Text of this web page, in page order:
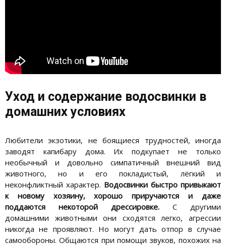
Уход и содержание водосвинки в
домашних условиях
Любители экзотики, не боящиеся трудностей, иногда
заводят капибару дома. Их подкупает не только
необычный и довольно симпатичный внешний вид
животного, но и его покладистый, лёгкий и
неконфликтный характер. Водосвинки быстро привыкают
к новому хозяину, хорошо приручаются и даже
поддаются некоторой дрессировке. С другими
домашними животными они сходятся легко, агрессии
никогда не проявляют. Но могут дать отпор в случае
самообороны. Общаются при помощи звуков, похожих на